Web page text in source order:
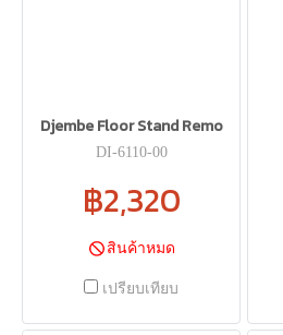
Djembe Floor Stand Remo
DI-6110-00
฿2,320
สินค้าหมด
เปรียบเทียบ